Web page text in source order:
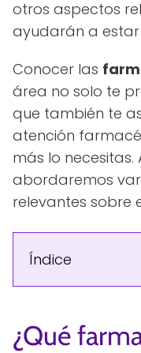
otros aspectos
ayudarán a
Conocer las
área no solo te
que también te
atención
más lo necesitas.
abordaremos
relevantes sobre
Índice
¿Qué